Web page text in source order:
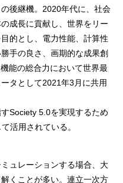
後継機。2020年代に、社会
成長に貢献し、世界をリー
的とし、電力性能、計算性
手の良さ、画期的な成果創
能の総合力において世界最
タとして2021年3月に共用
Society 5.0を実現するため
活用されている。
ュレーションする場合、大
くことが多い。連立一次方